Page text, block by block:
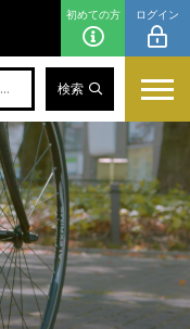
初めての方 ログイン
検索